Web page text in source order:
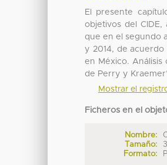
El presente
objetivos del
que en el segundo
y 2014, de acuerdo
en México. Análisis
de Perry y
Mostrar el
Ficheros en el
Nombre:
Tamaño:
Formato: